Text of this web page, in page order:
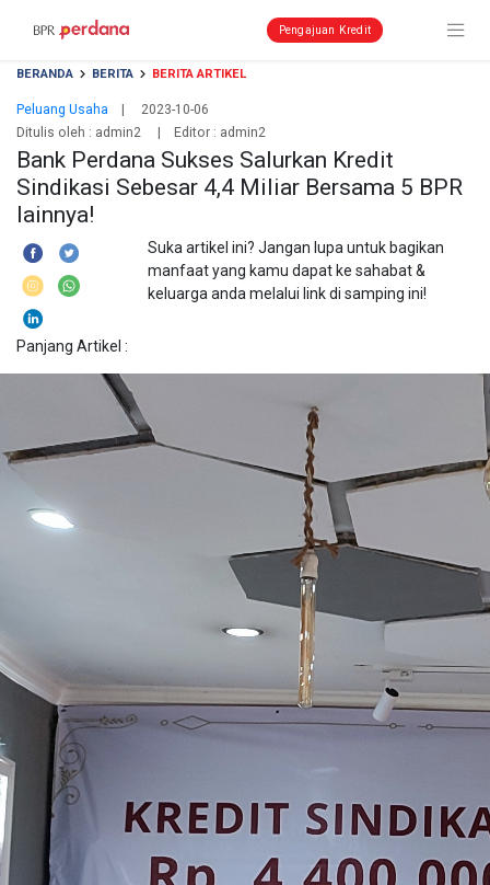
Pengajuan Kredit
BERANDA BERITA BERITA ARTIKEL
Peluang Usaha | 2023-10-06
Ditulis oleh : admin2 | Editor : admin2
Bank Perdana Sukses Salurkan Kredit
Sindikasi Sebesar 4,4 Miliar Bersama 5 BPR
lainnya!
Suka artikel ini? Jangan lupa untuk bagikan
manfaat yang kamu dapat ke sahabat &
keluarga anda melalui link di samping ini!
Panjang Artikel :